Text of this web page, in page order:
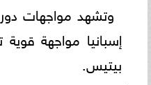
إسبانيا مواجهة
بيتيس.